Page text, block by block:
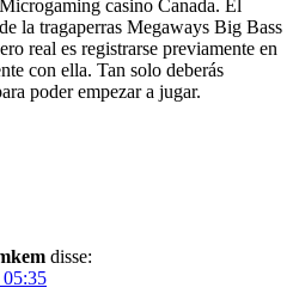
casino Canada. El
la tragaperras Megaways Big Bass
real es registrarse previamente en
con ella. Tan solo deberás
poder empezar a jugar.
disse:
05:35